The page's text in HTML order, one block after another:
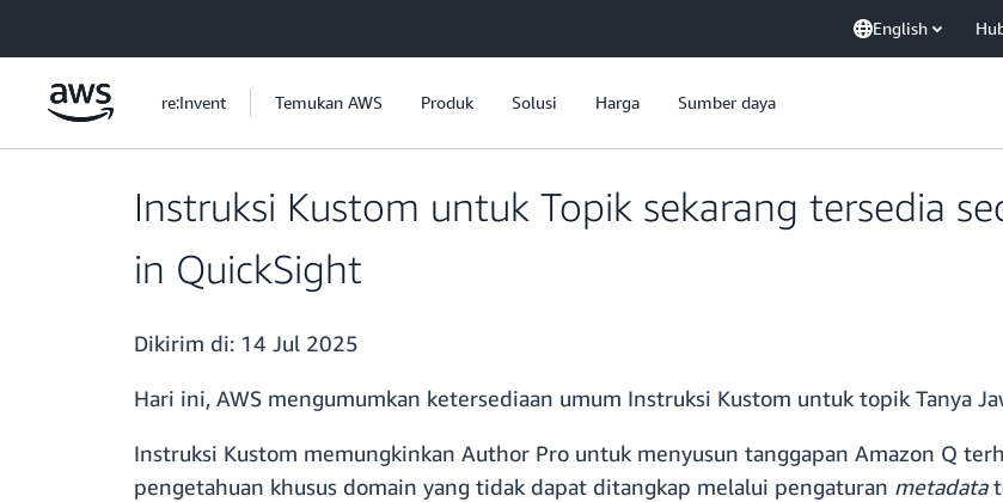
English
re:Invent Temukan AWS Produk Solusi Harga Sumber daya
Instruksi Kustom untuk Topik sekarang tersedia
in QuickSight
Dikirim di: 14 Jul 2025
Hari ini, AWS mengumumkan ketersediaan umum Instruksi Kustom untuk topik Tanya
Instruksi Kustom memungkinkan Author Pro untuk menyusun tanggapan Amazon Q
pengetahuan khusus domain yang tidak dapat ditangkap melalui pengaturan metadata